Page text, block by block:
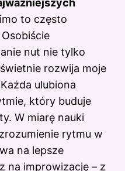
k
e
dI
n
to często
nut nie tylko
rozwija moje
ulubiona
który buduje
W miarę nauki
rytmu w
na lepsze
na improwizację – z